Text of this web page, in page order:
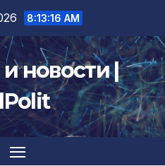
8:13:16 AM
новости |